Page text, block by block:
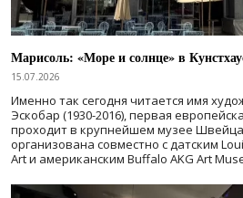
Марисоль: «Море и солнце» в
15.07.2026
Именно так сегодня читается имя
Эскобар (1930-2016), первая
проходит в крупнейшем музее
организована совместно с датским
Art и американским Buffalo AKG Art